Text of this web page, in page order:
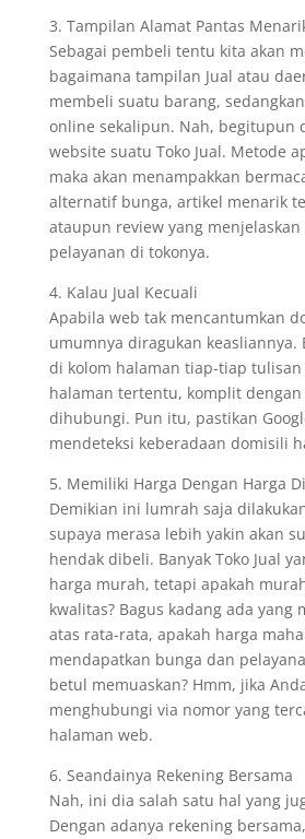
3. Tampilan Alamat Pantas
Sebagai pembeli tentu kita akan
bagaimana tampilan Jual atau
membeli suatu barang,
online sekalipun. Nah, begitupun
website suatu Toko Jual. Metode
maka akan menampakkan
alternatif bunga, artikel menarik
ataupun review yang
pelayanan di tokonya.
4. Kalau Jual Kecuali
Apabila web tak mencantumkan
umumnya diragukan keasliannya.
di kolom halaman tiap-tiap
halaman tertentu, komplit
dihubungi. Pun itu, pastikan
mendeteksi keberadaan domisili
5. Memiliki Harga Dengan Harga
Demikian ini lumrah saja
supaya merasa lebih yakin akan
hendak dibeli. Banyak Toko Jual
harga murah, tetapi apakah
kwalitas? Bagus kadang ada yang
atas rata-rata, apakah harga
mendapatkan bunga dan
betul memuaskan? Hmm, jika
menghubungi via nomor yang
halaman web.
6. Seandainya Rekening Bersama
Nah, ini dia salah satu hal yang
Dengan adanya rekening